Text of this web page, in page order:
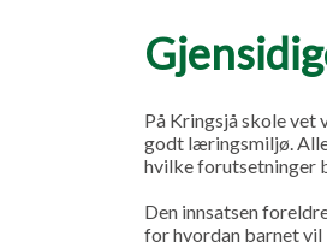
På Kringsjå skole vet
godt læringsmiljø.
hvilke forutsetninger
Den innsatsen
for hvordan barnet vil